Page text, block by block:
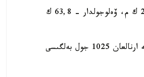
الماتى قالاسىندا 89 شاقىرىم ۆەلوينفراقۇرىلىم بار. ونىڭ ىشىندە: ۆەلوجولاقتار - 25 ك م، ۆەلوجولدار - 63,8 ك
ودان بولەك قالا بويىنشا ۆەلو-سەكسياسى بار 73 باعدارشام جانە ۆەلوسيپەدشىلەرگە ارنالعان 1025 جول بەلگىسى